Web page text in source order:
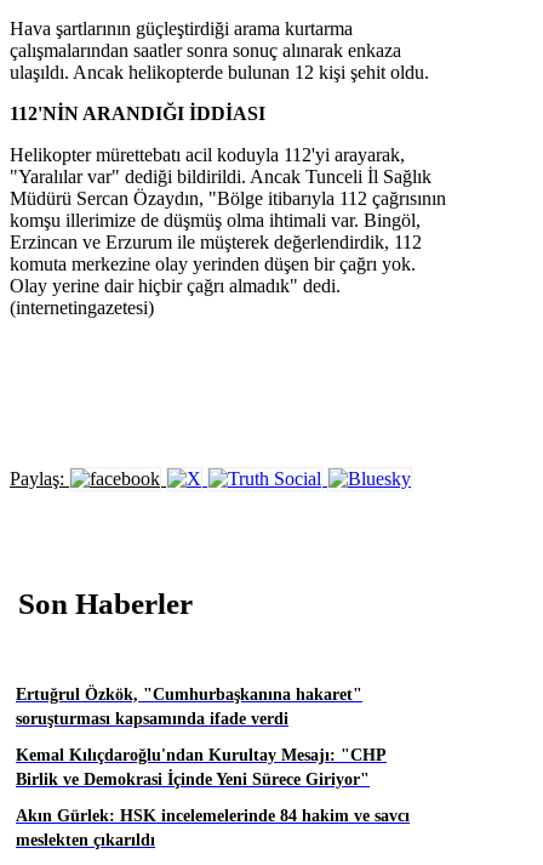
Hava şartlarının güçleştirdiği arama kurtarma
çalışmalarından saatler sonra sonuç alınarak enkaza
ulaşıldı. Ancak helikopterde bulunan 12 kişi şehit oldu.
112'NİN ARANDIĞI İDDİASI
Helikopter mürettebatı acil koduyla 112'yi arayarak,
"Yaralılar var" dediği bildirildi. Ancak Tunceli İl Sağlık
Müdürü Sercan Özaydın, "Bölge itibarıyla 112 çağrısının
komşu illerimize de düşmüş olma ihtimali var. Bingöl,
Erzincan ve Erzurum ile müşterek değerlendirdik, 112
komuta merkezine olay yerinden düşen bir çağrı yok.
Olay yerine dair hiçbir çağrı almadık" dedi.
(internetingazetesi)
Paylaş:
Son Haberler
Ertuğrul Özkök, "Cumhurbaşkanına hakaret"
soruşturması kapsamında ifade verdi
Kemal Kılıçdaroğlu'ndan Kurultay Mesajı: "CHP
Birlik ve Demokrasi İçinde Yeni Sürece Giriyor"
Akın Gürlek: HSK incelemelerinde 84 hakim ve savcı
meslekten çıkarıldı